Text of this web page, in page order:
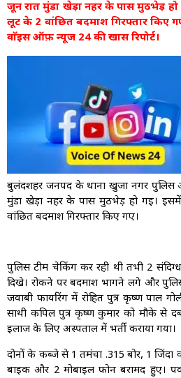
जून रात मुंडा खेड़ा नहर के पास मुठभेड़
लूट के 2 वांछित बदमाश गिरफ्तार किए
वाॅइस ऑफ़ न्यूज 24 की खास रिपोर्ट।
बुलंदशहर जनपद के थाना खुर्जा नगर पुलिस
मुंडा खेड़ा नहर के पास मुठभेड़ हो गई।
वांछित बदमाश गिरफ्तार किए गए।
पुलिस टीम चेकिंग कर रही थी तभी 2
दिखे। रोकने पर बदमाश भागने लगे और
जवाबी फायरिंग में रोहित पुत्र कृष्ण पाल
साथी कपिल पुत्र कृष्ण कुमार को मौके से
इलाज के लिए अस्पताल में भर्ती कराया गया।
दोनों के कब्जे से 1 तमंचा .315 बोर, 1
बाइक और 2 मोबाइल फोन बरामद हुए।